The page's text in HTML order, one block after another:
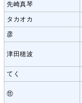
先崎真琴
タカオカ
彦
津田穂波
てく
⑪